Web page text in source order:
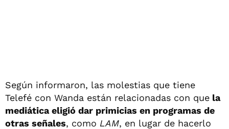
Según informaron, las molestias que tiene
Telefé con Wanda están relacionadas con que la
mediática eligió dar primicias en programas de
otras señales, como LAM, en lugar de hacerlo